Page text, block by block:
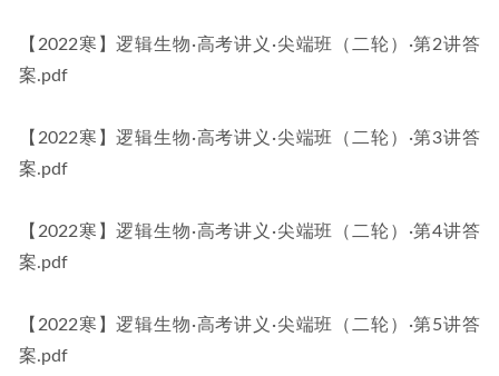
【2022寒】逻辑生物·高考讲义·尖端班（二轮）·第2讲答
案.pdf
【2022寒】逻辑生物·高考讲义·尖端班（二轮）·第3讲答
案.pdf
【2022寒】逻辑生物·高考讲义·尖端班（二轮）·第4讲答
案.pdf
【2022寒】逻辑生物·高考讲义·尖端班（二轮）·第5讲答
案.pdf